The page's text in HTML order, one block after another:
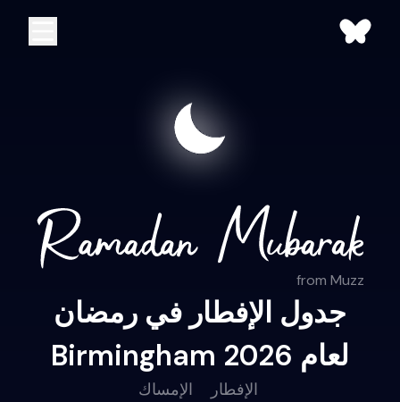
from Muzz
جدول الإفطار في رمضان
Birmingham لعام 2026
الإمساك الإفطار